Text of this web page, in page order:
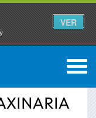
VER
0